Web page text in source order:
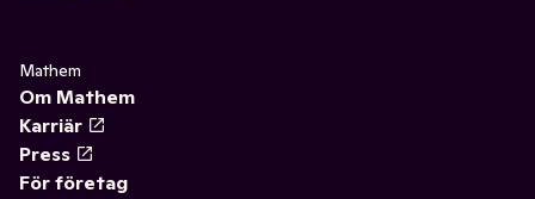
Mathem
Om Mathem
Karriär
Press
För företag